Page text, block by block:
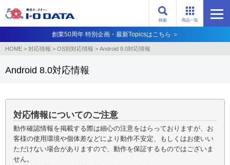
商品一覧
検索
創業50周年 特別企画・最新Topicsはこちら ＞
HOME > 対応情報 > OS別対応情報 > Android 8.0対応情報
Android 8.0対応情報
対応情報についてのご注意
動作確認情報を掲載する際は細心の注意をはらっておりますが、お
客様の使用環境や個体差などにより動作不安定、もしくはお使いい
ただけない場合がありますので、動作を保証するものではございま
せん。